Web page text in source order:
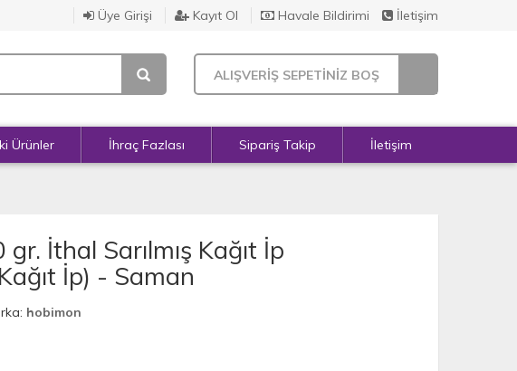
Üye Girişi Kayıt Ol Havale Bildirimi İletişim
ALIŞVERİŞ SEPETİNİZ BOŞ
Ürünler İhraç Fazlası Sipariş Takip İletişim
İthal Sarılmış Kağıt İp
İp) - Saman
hobimon